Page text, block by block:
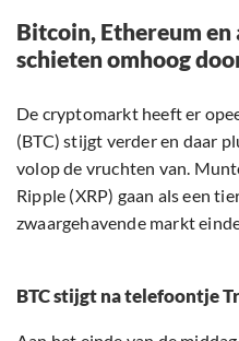
Bitcoin, Ethereum en
schieten omhoog
De cryptomarkt heeft er
(BTC) stijgt verder en daar
volop de vruchten van.
Ripple (XRP) gaan als een
zwaargehavende markt
BTC stijgt na telefoontje